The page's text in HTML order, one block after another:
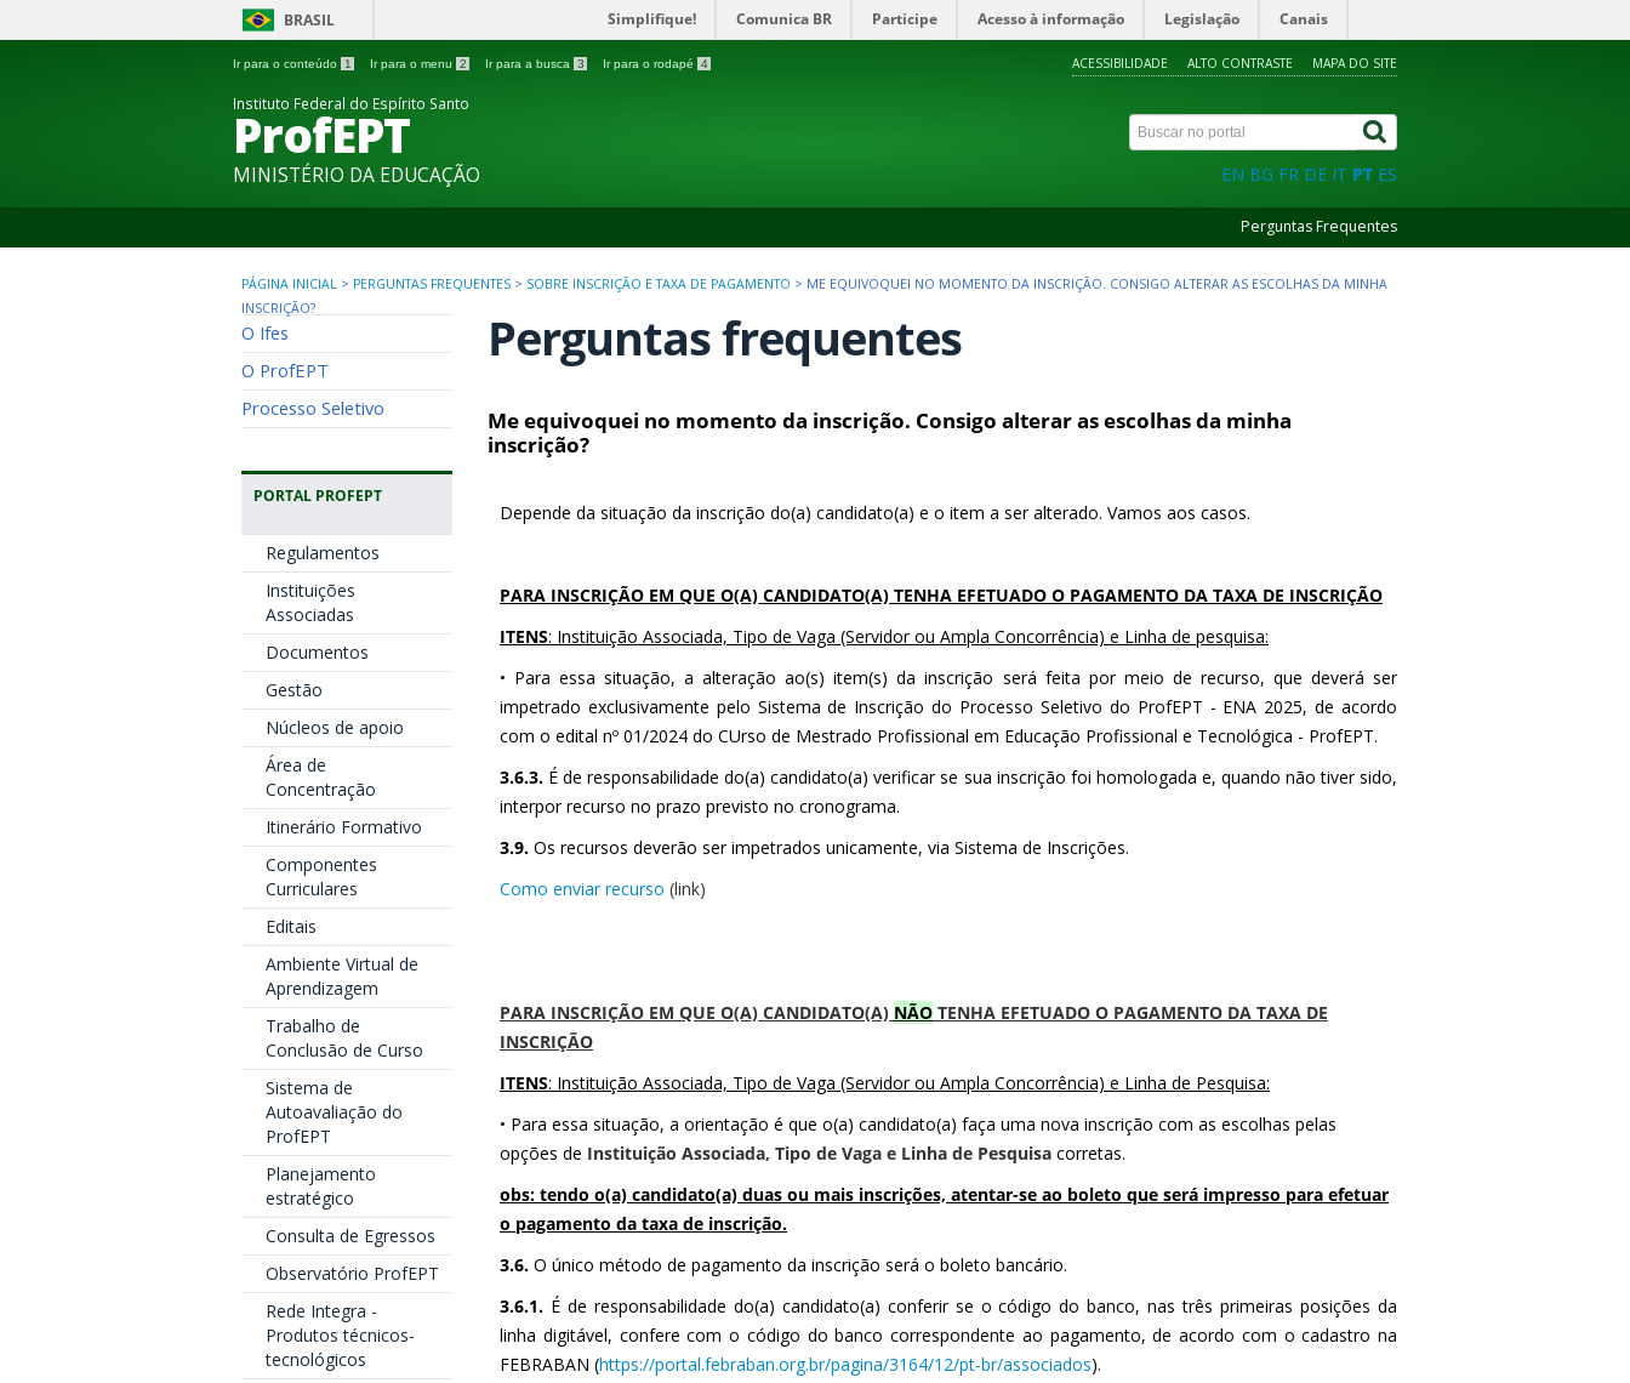
BRASIL Simplifique! Comunica BR Participe Acesso à informação Legislação Canais
Ir para o conteúdo 1 Ir para o menu 2 Ir para a busca 3 Ir para o rodapé 4 ACESSIBILIDADE ALTO CONTRASTE MAPA DO SITE
Instituto Federal do Espírito Santo
ProfEPT
MINISTÉRIO DA EDUCAÇÃO EN BG FR DE IT PT ES
Perguntas Frequentes
PÁGINA INICIAL > PERGUNTAS FREQUENTES > SOBRE INSCRIÇÃO E TAXA DE PAGAMENTO > ME EQUIVOQUEI NO MOMENTO DA INSCRIÇÃO. CONSIGO ALTERAR AS ESCOLHAS DA MINHA
INSCRIÇÃO?
O Ifes
O ProfEPT
Processo Seletivo
PORTAL PROFEPT
Regulamentos
Instituições
Associadas
Documentos
Gestão
Núcleos de apoio
Área de
Concentração
Itinerário Formativo
Componentes
Curriculares
Editais
Ambiente Virtual de
Aprendizagem
Trabalho de
Conclusão de Curso
Sistema de
Autoavaliação do
ProfEPT
Planejamento
estratégico
Consulta de Egressos
Observatório ProfEPT
Rede Integra -
Produtos técnicos-
tecnológicos
Perguntas frequentes
Me equivoquei no momento da inscrição. Consigo alterar as escolhas da minha
inscrição?
Depende da situação da inscrição do(a) candidato(a) e o item a ser alterado. Vamos aos casos.
PARA INSCRIÇÃO EM QUE O(A) CANDIDATO(A) TENHA EFETUADO O PAGAMENTO DA TAXA DE INSCRIÇÃO
ITENS: Instituição Associada, Tipo de Vaga (Servidor ou Ampla Concorrência) e Linha de pesquisa:
• Para essa situação, a alteração ao(s) item(s) da inscrição será feita por meio de recurso, que deverá ser
impetrado exclusivamente pelo Sistema de Inscrição do Processo Seletivo do ProfEPT - ENA 2025, de acordo
com o edital nº 01/2024 do CUrso de Mestrado Profissional em Educação Profissional e Tecnológica - ProfEPT.
3.6.3. É de responsabilidade do(a) candidato(a) verificar se sua inscrição foi homologada e, quando não tiver sido,
interpor recurso no prazo previsto no cronograma.
3.9. Os recursos deverão ser impetrados unicamente, via Sistema de Inscrições.
Como enviar recurso (link)
PARA INSCRIÇÃO EM QUE O(A) CANDIDATO(A) NÃO TENHA EFETUADO O PAGAMENTO DA TAXA DE
INSCRIÇÃO
ITENS: Instituição Associada, Tipo de Vaga (Servidor ou Ampla Concorrência) e Linha de Pesquisa:
• Para essa situação, a orientação é que o(a) candidato(a) faça uma nova inscrição com as escolhas pelas
opções de Instituição Associada, Tipo de Vaga e Linha de Pesquisa corretas.
obs: tendo o(a) candidato(a) duas ou mais inscrições, atentar-se ao boleto que será impresso para efetuar
o pagamento da taxa de inscrição.
3.6. O único método de pagamento da inscrição será o boleto bancário.
3.6.1. É de responsabilidade do(a) candidato(a) conferir se o código do banco, nas três primeiras posições da
linha digitável, confere com o código do banco correspondente ao pagamento, de acordo com o cadastro na
FEBRABAN (https://portal.febraban.org.br/pagina/3164/12/pt-br/associados).